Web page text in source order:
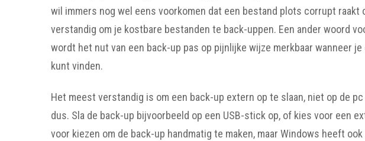
wil immers nog wel eens voorkomen dat een bestand plots corrupt raakt
verstandig om je kostbare bestanden te back-uppen. Een ander woord
wordt het nut van een back-up pas op pijnlijke wijze merkbaar wanneer
kunt vinden.
Het meest verstandig is om een back-up extern op te slaan, niet op de
dus. Sla de back-up bijvoorbeeld op een USB-stick op, of kies voor een
voor kiezen om de back-up handmatig te maken, maar Windows heeft